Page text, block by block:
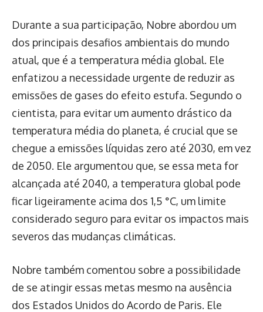
Durante a sua participação, Nobre abordou um
dos principais desafios ambientais do mundo
atual, que é a temperatura média global. Ele
enfatizou a necessidade urgente de reduzir as
emissões de gases do efeito estufa. Segundo o
cientista, para evitar um aumento drástico da
temperatura média do planeta, é crucial que se
chegue a emissões líquidas zero até 2030, em vez
de 2050. Ele argumentou que, se essa meta for
alcançada até 2040, a temperatura global pode
ficar ligeiramente acima dos 1,5 °C, um limite
considerado seguro para evitar os impactos mais
severos das mudanças climáticas.
Nobre também comentou sobre a possibilidade
de se atingir essas metas mesmo na ausência
dos Estados Unidos do Acordo de Paris. Ele